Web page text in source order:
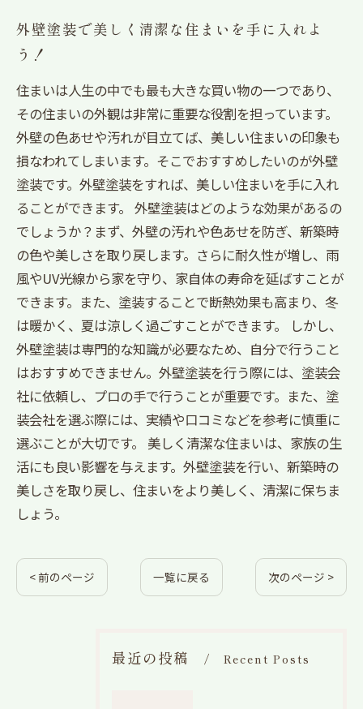
外壁塗装で美しく清潔な住まいを手に入れよ
う！
住まいは人生の中でも最も大きな買い物の一つであり、
その住まいの外観は非常に重要な役割を担っています。
外壁の色あせや汚れが目立てば、美しい住まいの印象も
損なわれてしまいます。そこでおすすめしたいのが外壁
塗装です。外壁塗装をすれば、美しい住まいを手に入れ
ることができます。 外壁塗装はどのような効果があるの
でしょうか？まず、外壁の汚れや色あせを防ぎ、新築時
の色や美しさを取り戻します。さらに耐久性が増し、雨
風やUV光線から家を守り、家自体の寿命を延ばすことが
できます。また、塗装することで断熱効果も高まり、冬
は暖かく、夏は涼しく過ごすことができます。 しかし、
外壁塗装は専門的な知識が必要なため、自分で行うこと
はおすすめできません。外壁塗装を行う際には、塗装会
社に依頼し、プロの手で行うことが重要です。また、塗
装会社を選ぶ際には、実績や口コミなどを参考に慎重に
選ぶことが大切です。 美しく清潔な住まいは、家族の生
活にも良い影響を与えます。外壁塗装を行い、新築時の
美しさを取り戻し、住まいをより美しく、清潔に保ちま
しょう。
< 前のページ 一覧に戻る 次のページ >
最近の投稿 Recent Posts